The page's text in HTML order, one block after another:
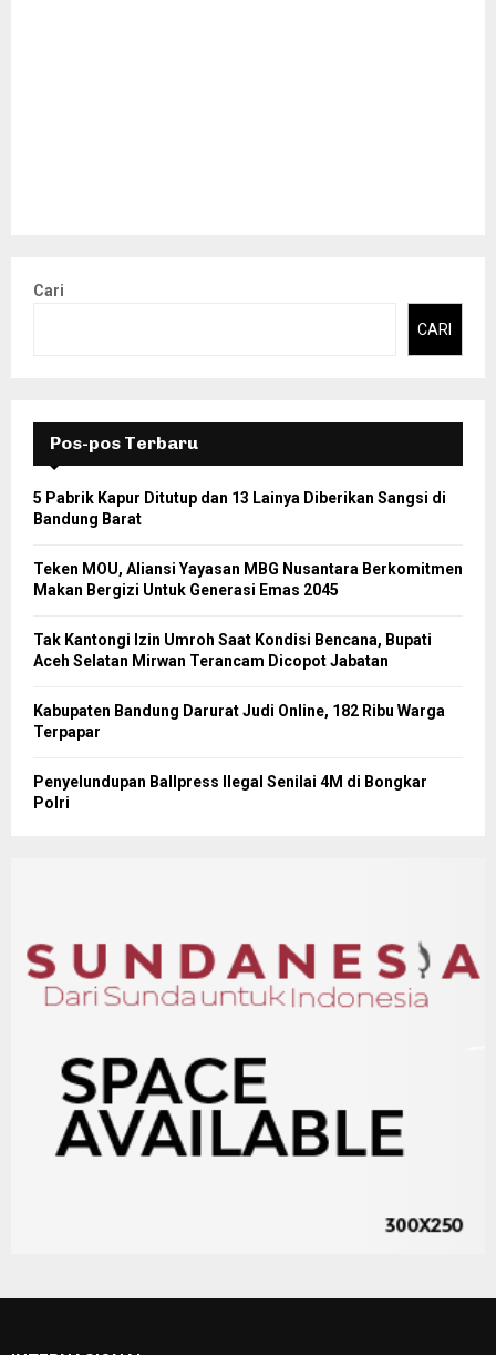
Cari
CARI
Pos-pos Terbaru
5 Pabrik Kapur Ditutup dan 13 Lainya Diberikan Sangsi di
Bandung Barat
Teken MOU, Aliansi Yayasan MBG Nusantara Berkomitmen
Makan Bergizi Untuk Generasi Emas 2045
Tak Kantongi Izin Umroh Saat Kondisi Bencana, Bupati
Aceh Selatan Mirwan Terancam Dicopot Jabatan
Kabupaten Bandung Darurat Judi Online, 182 Ribu Warga
Terpapar
Penyelundupan Ballpress Ilegal Senilai 4M di Bongkar
Polri